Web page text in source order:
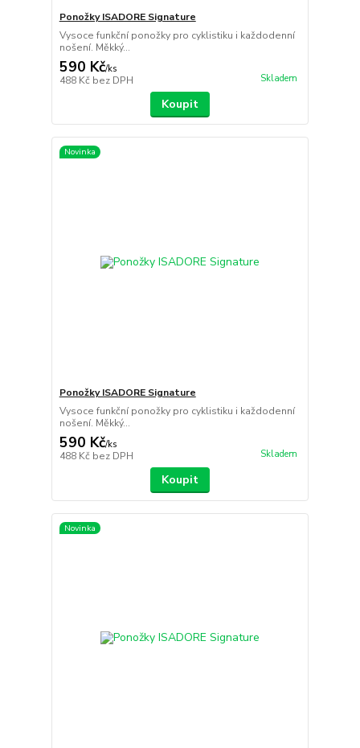
Ponožky ISADORE Signature
Vysoce funkční ponožky pro cyklistiku i každodenní
nošení. Měkký...
590 Kč/ks
488 Kč bez DPH Skladem
Koupit
Novinka
Ponožky ISADORE Signature
Vysoce funkční ponožky pro cyklistiku i každodenní
nošení. Měkký...
590 Kč/ks
488 Kč bez DPH Skladem
Koupit
Novinka